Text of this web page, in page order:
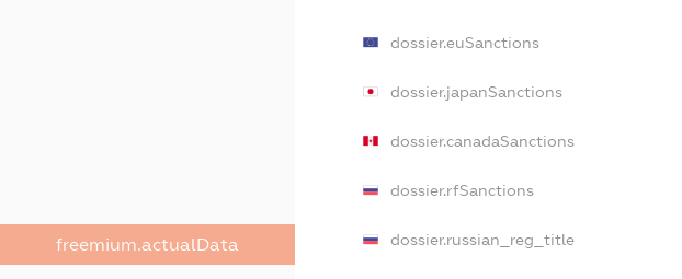
freemium.actualData
dossier.euSanctions
dossier.japanSanctions
dossier.canadaSanctions
dossier.rfSanctions
dossier.russian_reg_title